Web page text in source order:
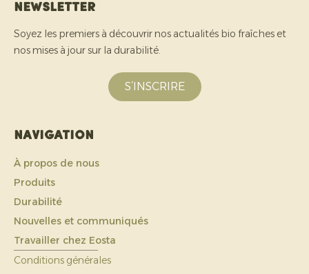
Newsletter
Soyez les premiers à découvrir nos actualités bio fraîches et
nos mises à jour sur la durabilité.
S’INSCRIRE
Navigation
À propos de nous
Produits
Durabilité
Nouvelles et communiqués
Travailler chez Eosta
Conditions générales